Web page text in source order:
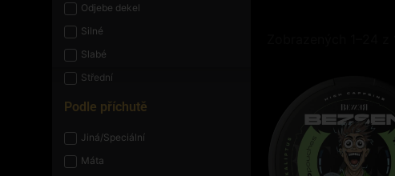
Odjebe dekel
Silné
Slabé
Střední
Podle příchutě
Jiná/Speciální
Máta